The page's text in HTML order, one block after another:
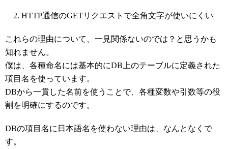
HTTP通信のGETリクエストで全角文字が使いにくい
これらの理由について、一見関係ないのでは？と思うかも
知れません。
僕は、各種命名には基本的にDB上のテーブルに定義された
項目名を使っています。
DBから一貫した名前を使うことで、各種変数や引数等の役
割を明確にするのです。
DBの項目名に日本語名を使わない理由は、なんとなくで
す。